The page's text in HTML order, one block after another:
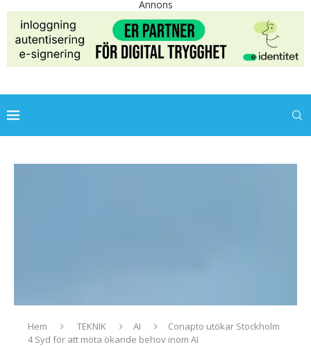
Annons
Hem TEKNIK AI
Conapto utökar Stockholm
4 Syd för att möta ökande behov inom AI